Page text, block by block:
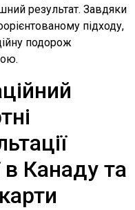
результат. Завдяки
підходу,
подорож
в Канаду та